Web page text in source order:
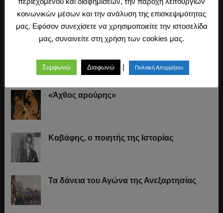
«Δει δη χρημάτων.» Κάντε μια μικρή
«δωρεά» στον «Ερανιστή»!
πόλεμο, τα εθνικά στρατεύματα και τις
συμμαχίες
«Άχθος αρούρης»
Καβάφης, ο ποιητής της Ιστορίας
Τα δάνεια του Αγώνα της Ανεξαρτησίας
κοινωνικών μέσων και την ανάλυση της επισκεψιμότητας
μας. Εφόσον συνεχίσετε να χρησιμοποιείτε την ιστοσελίδα
μας, συναινείτε στη χρήση των cookies μας.
Συμφωνώ Διαφωνώ | Πολιτική Απορρήτου